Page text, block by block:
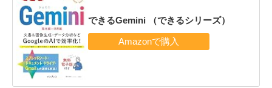
できるGemini （できるシリーズ）